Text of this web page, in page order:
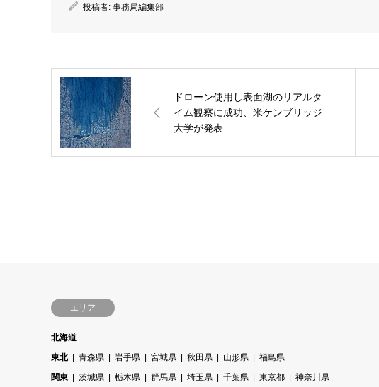
投稿者: 事務局編集部
ドローン使用し表面湖のリアルタ
イム観察に成功、米ケンブリッジ
大学が発表
エリア
北海道
東北
青森県 岩手県 宮城県 秋田県 山形県
福島県
関東
茨城県 栃木県 群馬県 埼玉県 千葉県 東京都
神奈川県